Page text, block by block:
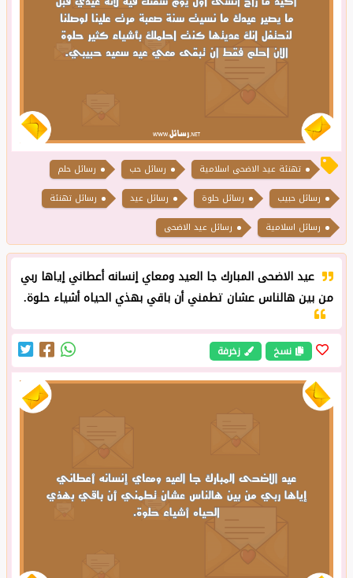
تهنئة عيد الاضحى اسلامية رسائل حب
رسائل حلم
رسائل حبيب
رسائل حلوة رسائل عيد
رسائل تهنئة
رسائل اسلامية
رسائل عيد الاضحى
عيد الاضحى المبارك جا العيد ومعاي إنسانه أعطاني إياها ربي
من بين هالناس عشان تطمني أن باقي بهذي الحياه أشياء حلوة.
نسخ زخرفة